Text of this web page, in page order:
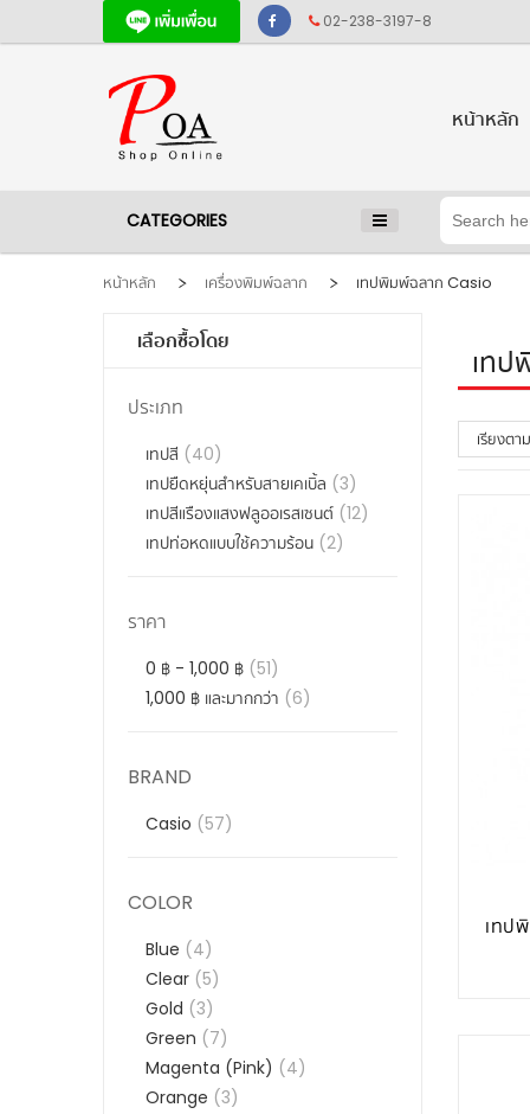
02-238-3197-8
หน้าหลัก
CATEGORIES
หน้าหลัก เครื่องพิมพ์ฉลาก เทปพิมพ์ฉลาก Casio
เทป
เรียงตาม
เทป
เลือกซื้อโดย
ประเภท
เทปสี (40)
เทปยืดหยุ่นสำหรับสายเคเบิ้ล (3)
เทปสีแรืองแสงฟลูออเรสเซนต์ (12)
เทปท่อหดแบบใช้ความร้อน (2)
ราคา
0 ฿ - 1,000 ฿ (51)
1,000 ฿ และมากกว่า (6)
BRAND
Casio (57)
COLOR
Blue (4)
Clear (5)
Gold (3)
Green (7)
Magenta (pink) (4)
Orange (3)